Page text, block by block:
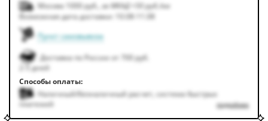
Москва 1000руб. за МКАД +50руб. /км
Возможная дата доставки: 10.08-11.08
Пункт самовывоза
Доставка по России от 700 руб.
2-5 дней
Способы оплаты:
Наличный/безналичный расчет, система быстрых
платежей
подробнее